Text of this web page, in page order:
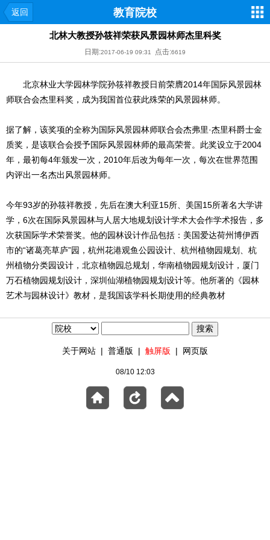
返回 教育院校
北林大教授孙筱祥荣获风景园林师杰里科奖
日期:2017-06-19 09:31 点击:6619
北京林业大学园林学院孙筱祥教授日前荣膺2014年国际风景园林
师联合会杰里科奖，成为我国首位获此殊荣的风景园林师。
据了解，该奖项的全称为国际风景园林师联合会杰弗里·杰里科爵士金
质奖，是该联合会授予国际风景园林师的最高荣誉。此奖设立于2004
年，最初每4年颁发一次，2010年后改为每年一次，每次在世界范围
内评出一名杰出风景园林师。
今年93岁的孙筱祥教授，先后在澳大利亚15所、美国15所著名大学讲
学，6次在国际风景园林与人居大地规划设计学术大会作学术报告，多
次获国际学术荣誉奖。他的园林设计作品包括：美国爱达荷州博伊西
市的“诸葛亮草庐”园，杭州花港观鱼公园设计、杭州植物园规划、杭
州植物分类园设计，北京植物园总规划，华南植物园规划设计，厦门
万石植物园规划设计，深圳仙湖植物园规划设计等。他所著的《园林
艺术与园林设计》教材，是我国该学科长期使用的经典教材
关于网站 | 普通版 | 触屏版 | 网页版
08/10 12:03